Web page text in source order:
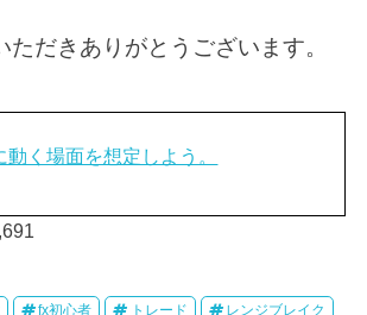
ただきありがとうございます。
動く場面を想定しよう。
fx初心者 トレード レンジブレイク